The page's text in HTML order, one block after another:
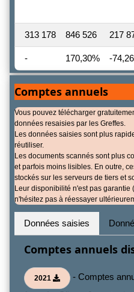
313 178 846 526 217
- 170,30% -
Comptes annuels
Vous pouvez télécharger
données resaisies par les Greffes.
Les données saisies sont plus
réutiliser.
Les documents scannés sont plus
et parfois moins lisibles. En outre,
stockés sur les serveurs de tiers et
Leur disponibilité n'est pas garantie
n'hésitez pas à réessayer
Données saisies
Comptes annuels
2021 - Comptes